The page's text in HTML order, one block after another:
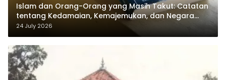
Islam dan Orang-Orang yang Masih Takut: Catatan
tentang Kedamaian, Kemajemukan, dan Negara
dalam Pemikiran Masykuri Abdillah
24 July 2026